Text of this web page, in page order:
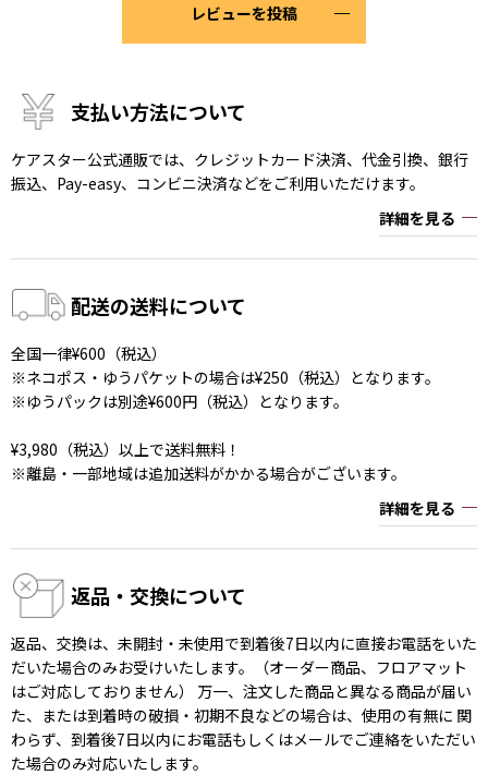
レビューを投稿
支払い方法について
ケアスター公式通販では、クレジットカード決済、代金引換、銀行
振込、Pay-easy、コンビニ決済などをご利用いただけます。
詳細を見る
配送の送料について
全国一律¥600（税込）
※ネコポス・ゆうパケットの場合は¥250（税込）となります。
※ゆうパックは別途¥600円（税込）となります。
¥3,980（税込）以上で送料無料！
※離島・一部地域は追加送料がかかる場合がございます。
詳細を見る
返品・交換について
返品、交換は、未開封・未使用で到着後7日以内に直接お電話をいた
だいた場合のみお受けいたします。（オーダー商品、フロアマット
はご対応しておりません） 万一、注文した商品と異なる商品が届い
た、または到着時の破損・初期不良などの場合は、使用の有無に 関
わらず、到着後7日以内にお電話もしくはメールでご連絡をいただい
た場合のみ対応いたします。